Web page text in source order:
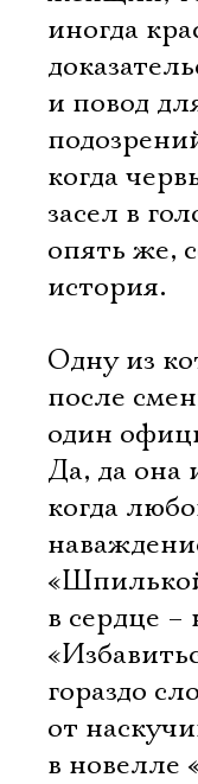
иногда
и повод
когда
засел в
опять же,
история.
Одну из
после
один
Да, да она
когда
в сердце
гораздо
от
в новелле